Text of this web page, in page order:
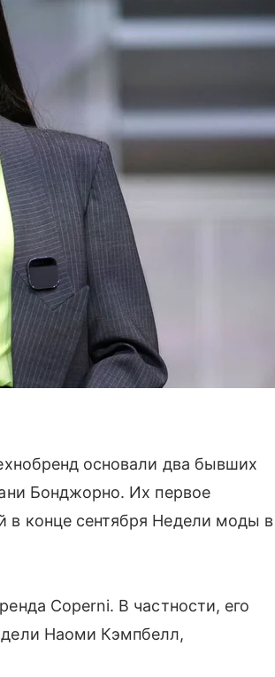
основали два бывших
Бонджорно. Их первое
в конце сентября Недели моды в
Coperni. В частности, его
Наоми Кэмпбелл,